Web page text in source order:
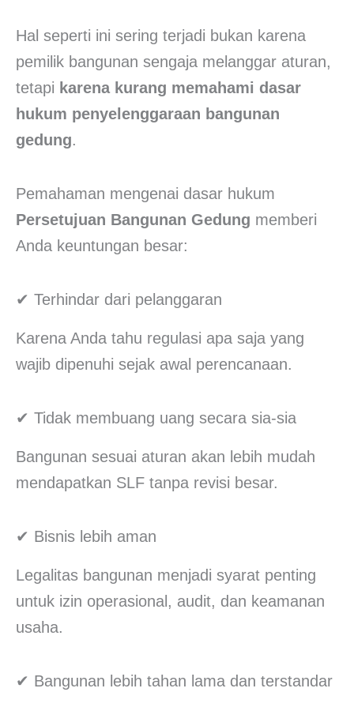
Hal seperti ini sering terjadi bukan karena
pemilik bangunan sengaja melanggar aturan,
tetapi karena kurang memahami dasar
hukum penyelenggaraan bangunan
gedung.
Pemahaman mengenai dasar hukum
Persetujuan Bangunan Gedung memberi
Anda keuntungan besar:
✔ Terhindar dari pelanggaran
Karena Anda tahu regulasi apa saja yang
wajib dipenuhi sejak awal perencanaan.
✔ Tidak membuang uang secara sia-sia
Bangunan sesuai aturan akan lebih mudah
mendapatkan SLF tanpa revisi besar.
✔ Bisnis lebih aman
Legalitas bangunan menjadi syarat penting
untuk izin operasional, audit, dan keamanan
usaha.
✔ Bangunan lebih tahan lama dan terstandar